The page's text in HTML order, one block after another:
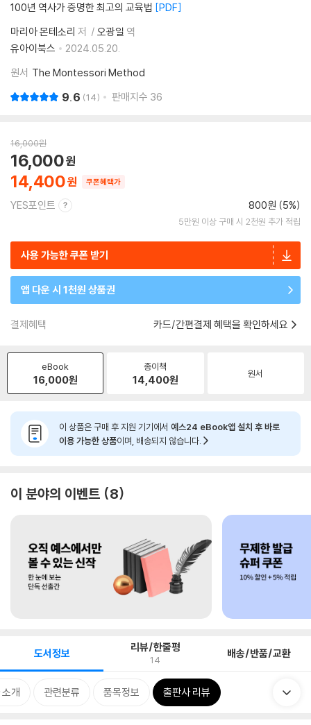
100년 역사가 증명한 최고의 교육법 PDF
마리아 몬테소리 저 오광일 역
유아이북스
2024.05.20.
원서 The Montessori Method
9.6 14 판매지수 36
16,000원
14,400
16,000
쿠폰혜택가
YES포인트 800원 (5%)
5만원 이상 구매 시 2천원 추가 적립
사용 가능한 쿠폰 받기
앱 다운 시 1천원 상품권
결제혜택 카드/간편결제 혜택을 확인하세요
eBook
16,000원
종이책
14,400원 원서
이 상품은 구매 후 지원 기기에서 예스24 eBook앱 설치 후 바로
이용 가능한 상품이며, 배송되지 않습니다.
이 분야의 이벤트 8
도서정보 리뷰/한줄평
14 배송/반품/교환
개 관련분류 품목정보 출판사 리뷰